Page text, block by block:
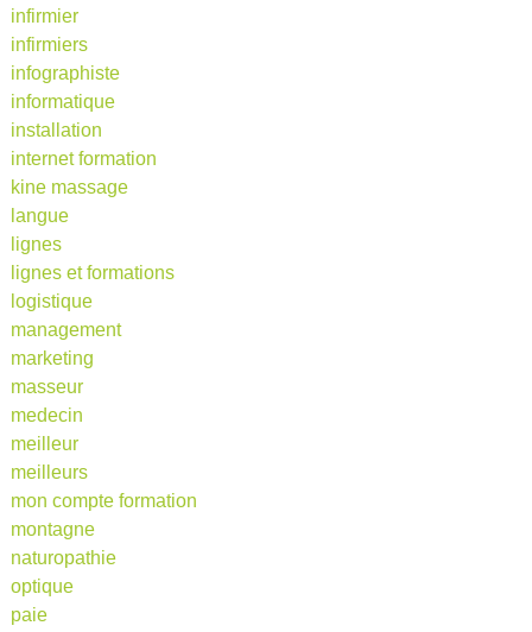
infirmier
infirmiers
infographiste
informatique
installation
internet formation
kine massage
langue
lignes
lignes et formations
logistique
management
marketing
masseur
medecin
meilleur
meilleurs
mon compte formation
montagne
naturopathie
optique
paie